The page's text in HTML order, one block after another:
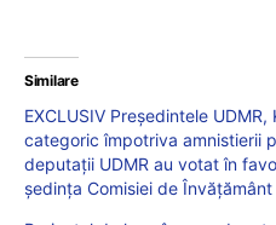
Similare
EXCLUSIV Președintele
categoric împotriva amnistierii
deputații UDMR au votat în
ședința Comisiei de